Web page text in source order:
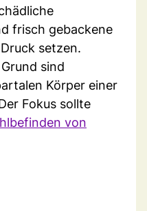
frisch gebackene
setzen.
sind
Körper einer
Fokus sollte
von